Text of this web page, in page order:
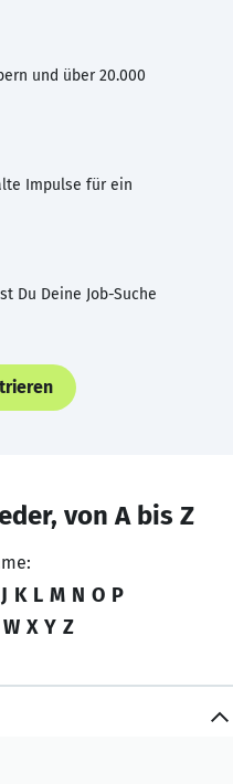
und über 20.000
Impulse für ein
Du Deine Job-Suche
von A bis Z
J K L M N O P
W X Y Z